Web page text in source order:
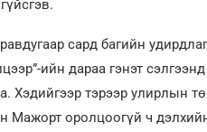
сард багийн
ийн дараа гэнэт
Хэдийгээр тэрээр улирлын
Мажорт оролцоогүй ч